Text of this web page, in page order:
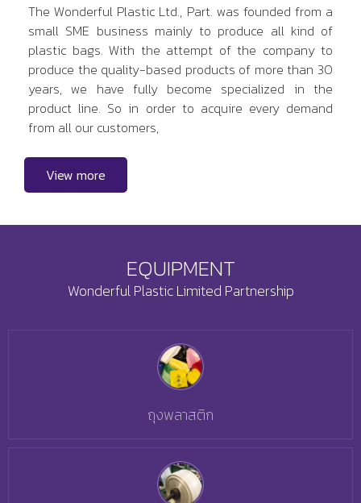
The Wonderful Plastic Ltd., Part. was founded from a
small SME business mainly to produce all kind of
plastic bags. With the attempt of the company to
produce the quality-based products of more than 30
years, we have fully become specialized in the
product line. So in order to acquire every demand
from all our customers,
View more
EQUIPMENT
Wonderful Plastic Limited Partnership
ถุงพลาสติก